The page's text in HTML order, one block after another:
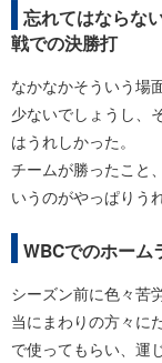
忘れてはならな
戦での決勝打
なかなかそういう場
少ないでしょうし、
はうれしかった。
チームが勝ったこと
いうのがやっぱりう
WBCでのホーム
シーズン前に色々苦
当にまわりの方々に
で使ってもらい、運